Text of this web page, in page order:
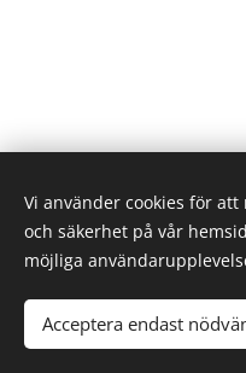
Vi använder cookies för
och säkerhet på vår
möjliga
Acceptera endast